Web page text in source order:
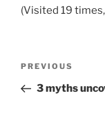
(Visited 19
Previous
Post
PREVIOUS
3 myths